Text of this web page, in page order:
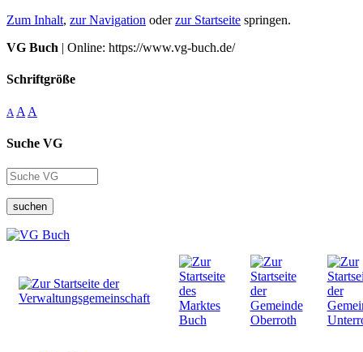
Zum Inhalt, zur Navigation oderzur Startseite springen.
VG Buch | Online: https://www.vg-buch.de/
Schriftgröße
A A A
Suche VG
suchen